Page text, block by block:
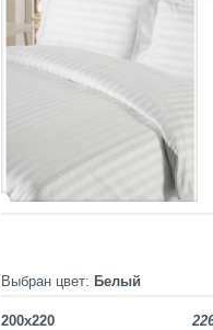
Выбран цвет: Белый
200x220